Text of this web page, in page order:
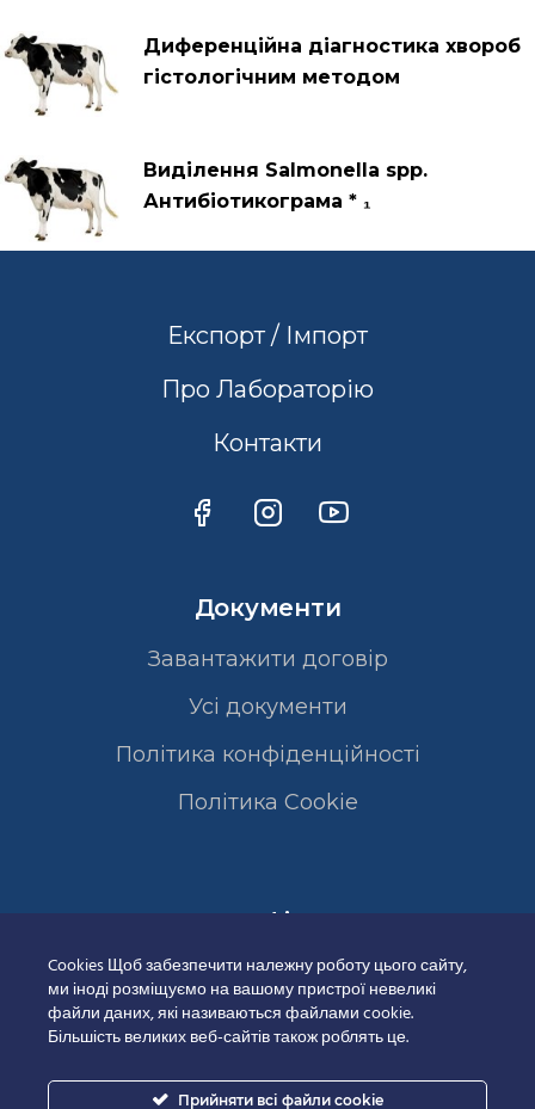
Диференційна діагностика хвороб
гістологічним методом
Виділення Salmonella spp.
Антибіотикограма * ₁
Експорт / Імпорт
Про Лабораторію
Контакти
Документи
Завантажити договір
Усі документи
Політика конфіденційності
Полiтика Cookie
Сертифікати
Cookies Щоб забезпечити належну роботу цього сайту,
ми іноді розміщуємо на вашому пристрої невеликі
файли даних, які називаються файлами cookie.
Більшість великих веб-сайтів також роблять це.
Прийняти всі файли cookie